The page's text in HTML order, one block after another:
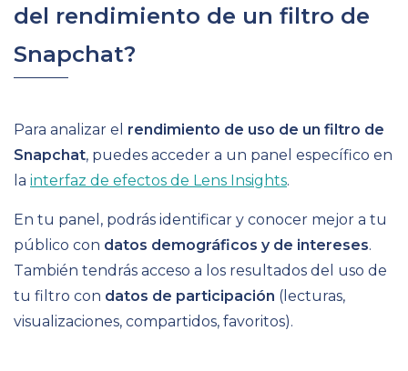
del rendimiento de un filtro de
Snapchat?
Para analizar el rendimiento de uso de un filtro de
Snapchat, puedes acceder a un panel específico en
la interfaz de efectos de Lens Insights.
En tu panel, podrás identificar y conocer mejor a tu
público con datos demográficos y de intereses.
También tendrás acceso a los resultados del uso de
tu filtro con datos de participación (lecturas,
visualizaciones, compartidos, favoritos).